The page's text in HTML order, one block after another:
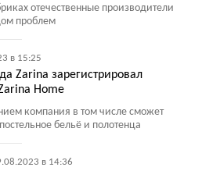
отечественные производители
проблем
в 15:25
Zarina зарегистрировал
Home
компания в том числе сможет
бельё и полотенца
в 14:36